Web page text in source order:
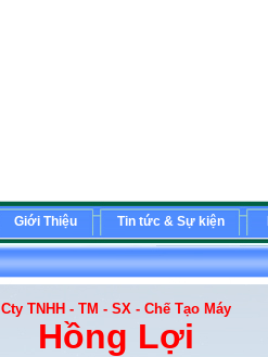
Giới Thiệu Tin tức & Sự kiện
Cty TNHH - TM - SX - Chế Tạo Máy
Hồng Lợi